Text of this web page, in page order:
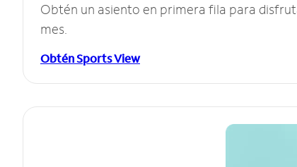
Obtén un asiento en primera fila para
mes.
Obtén Sports View